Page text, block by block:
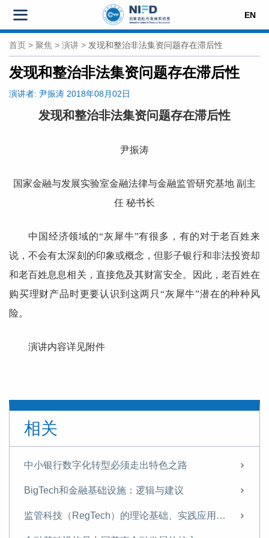
EN
首页 > 聚焦 > 演讲 > 发现和整治非法集资问题存在滞后性
发现和整治非法集资问题存在滞后性
演讲者: 尹振涛 2018年08月02日
发现和整治非法集资问题存在滞后性
尹振涛
国家金融与发展实验室金融法律与金融监管研究基地 副主
任 秘书长
中国经济领域的“灰犀牛”有很多，有的对于老百姓来
说，不会有太深刻的印象或概念，但影子银行和非法投资却
和老百姓息息相关，直接危及其财富安全。因此，老百姓在
购买理财产品时更要认识到这两只“灰犀牛”潜在的种种风
险。
演讲内容详见附件
相关
中小银行数字化转型必须走出特色之路
BigTech和金融基础设施：逻辑与建议
监管科技（RegTech）的理论基础、实践应用与发展建议